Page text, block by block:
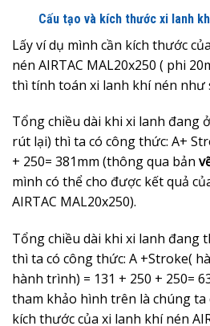
Cấu tạo và kích thước xi lanh
Lấy ví dụ mình cần kích thước
nén AIRTAC MAL20x250 ( phi
thì tính toán xi lanh khí nén như
Tổng chiều dài khi xi lanh đang
rút lại) thì ta có công thức: A+
+ 250= 381mm (thông qua bản
mình có thể cho được kết quả
AIRTAC MAL20x250).
Tổng chiều dài khi xi lanh đang
thì ta có công thức: A +Stroke(
hành trình) = 131 + 250 + 250=
tham khảo hình trên là chúng ta
kích thước của xi lanh khí nén